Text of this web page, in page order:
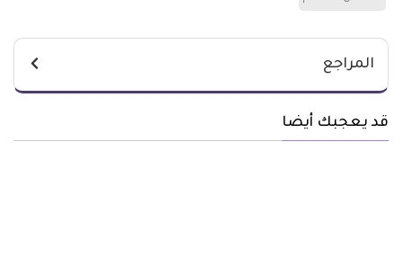
المراجع
قد يعجبك أيضا